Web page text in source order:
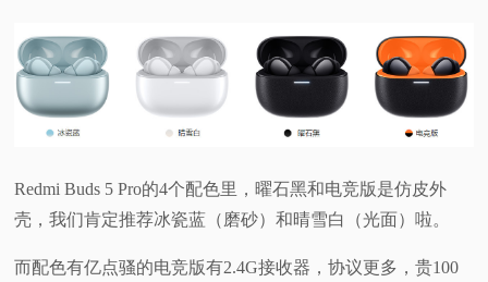
Redmi Buds 5 Pro的4个配色里，曜石黑和电竞版是仿皮外
壳，我们肯定推荐冰瓷蓝（磨砂）和晴雪白（光面）啦。
而配色有亿点骚的电竞版有2.4G接收器，协议更多，贵100